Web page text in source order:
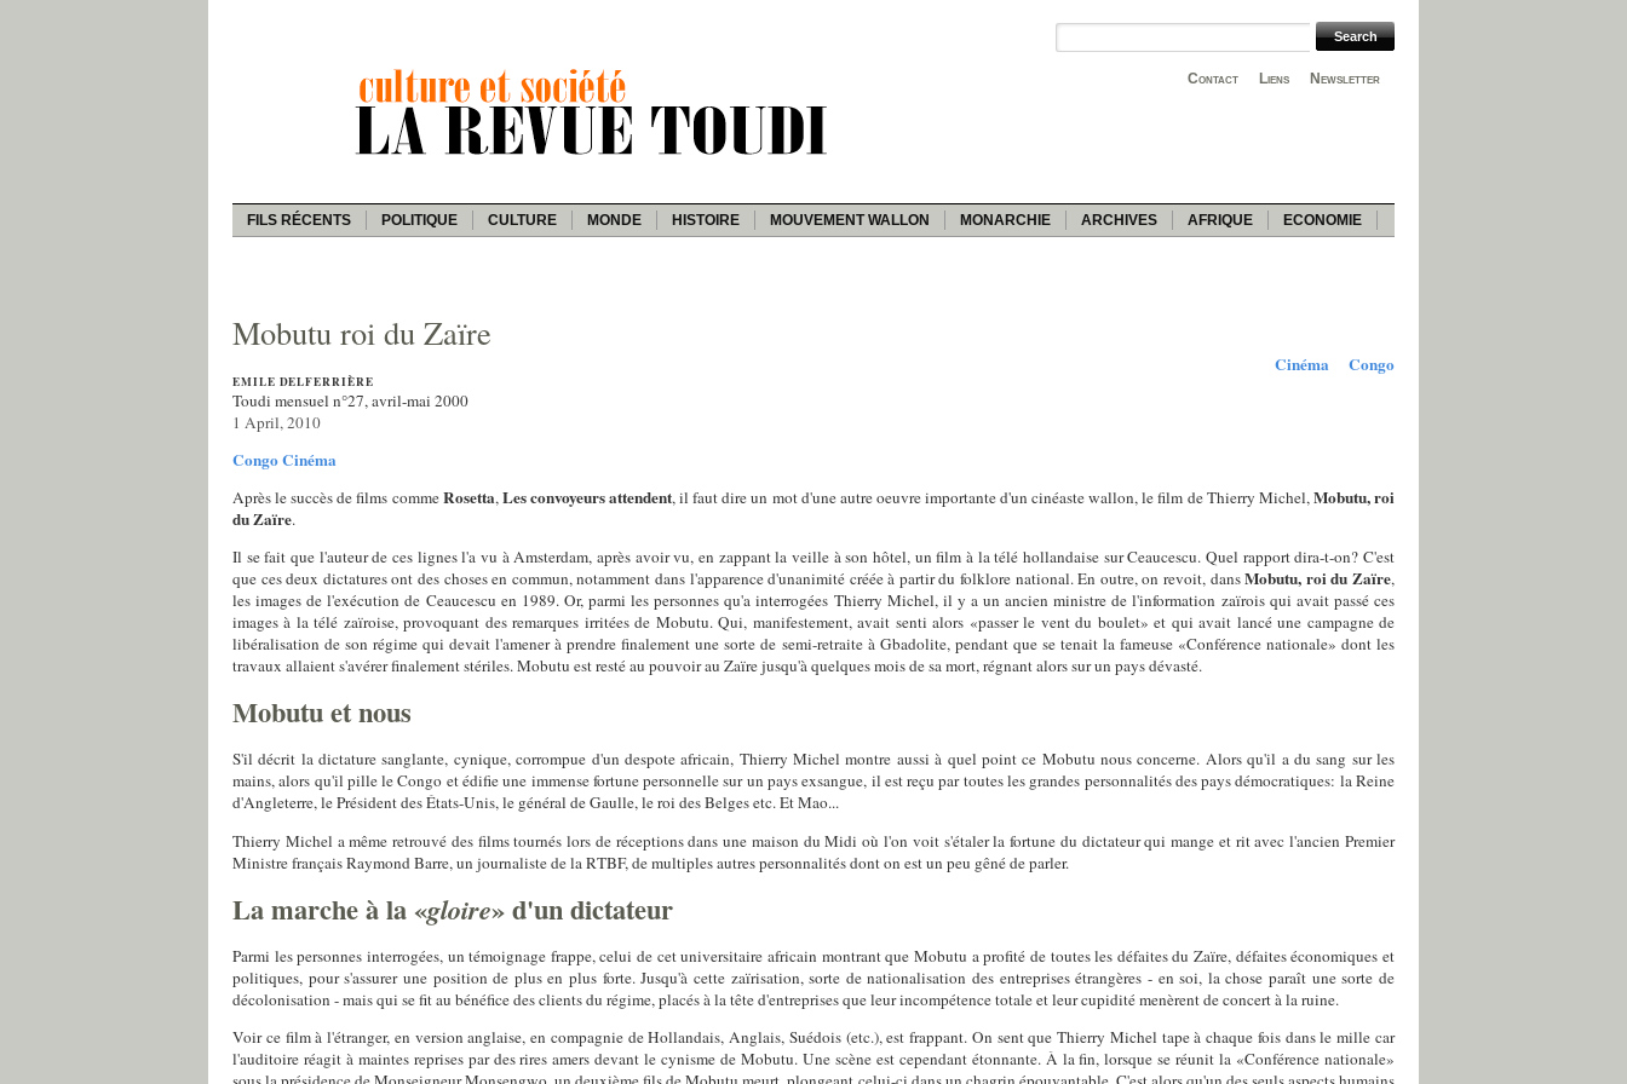
Newsletter
Liens
Contact
FILS RÉCENTS POLITIQUE CULTURE MONDE HISTOIRE MOUVEMENT WALLON MONARCHIE ARCHIVES AFRIQUE ECONOMIE
Mobutu roi du Zaïre
Cinéma Congo
EMILE DELFERRIÈRE
Toudi mensuel n°27, avril-mai 2000
1 April, 2010
CongoCinéma
Après le succès de films commeRosetta,Les convoyeurs attendent, il faut dire un mot d'une autre oeuvre importante d'un cinéaste wallon, le film de Thierry Michel,Mobutu, roi
du Zaïre.
Il se fait que l'auteur de ces lignes l'a vu à Amsterdam, après avoir vu, en zappant la veille à son hôtel, un film à la télé hollandaise sur Ceaucescu. Quel rapport dira-t-on? C'est
que ces deux dictatures ont des choses en commun, notamment dans l'apparence d'unanimité créée à partir du folklore national. En outre, on revoit, dansMobutu, roi du Zaïre,
les images de l'exécution de Ceaucescu en 1989. Or, parmi les personnes qu'a interrogées Thierry Michel, il y a un ancien ministre de l'information zaïrois qui avait passé ces
images à la télé zaïroise, provoquant des remarques irritées de Mobutu. Qui, manifestement, avait senti alors «passer le vent du boulet» et qui avait lancé une campagne de
libéralisation de son régime qui devait l'amener à prendre finalement une sorte de semi-retraite à Gbadolite, pendant que se tenait la fameuse «Conférence nationale» dont les
travaux allaient s'avérer finalement stériles. Mobutu est resté au pouvoir au Zaïre jusqu'à quelques mois de sa mort, régnant alors sur un pays dévasté.
Mobutu et nous
S'il décrit la dictature sanglante, cynique, corrompue d'un despote africain, Thierry Michel montre aussi à quel point ce Mobutu nous concerne. Alors qu'il a du sang sur les
mains, alors qu'il pille le Congo et édifie une immense fortune personnelle sur un pays exsangue, il est reçu par toutes les grandes personnalités des pays démocratiques: la Reine
d'Angleterre, le Président des États-Unis, le général de Gaulle, le roi des Belges etc. Et Mao...
Thierry Michel a même retrouvé des films tournés lors de réceptions dans une maison du Midi où l'on voit s'étaler la fortune du dictateur qui mange et rit avec l'ancien Premier
Ministre français Raymond Barre, un journaliste de la RTBF, de multiples autres personnalités dont on est un peu gêné de parler.
La marche à la «gloire» d'un dictateur
Parmi les personnes interrogées, un témoignage frappe, celui de cet universitaire africain montrant que Mobutu a profité de toutes les défaites du Zaïre, défaites économiques et
politiques, pour s'assurer une position de plus en plus forte. Jusqu'à cette zaïrisation, sorte de nationalisation des entreprises étrangères - en soi, la chose paraît une sorte de
décolonisation - mais qui se fit au bénéfice des clients du régime, placés à la tête d'entreprises que leur incompétence totale et leur cupidité menèrent de concert à la ruine.
Voir ce film à l'étranger, en version anglaise, en compagnie de Hollandais, Anglais, Suédois (etc.), est frappant. On sent que Thierry Michel tape à chaque fois dans le mille car
l'auditoire réagit à maintes reprises par des rires amers devant le cynisme de Mobutu. Une scène est cependant étonnante. À la fin, lorsque se réunit la «Conférence nationale»